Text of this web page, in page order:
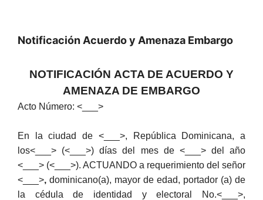
Notificación Acuerdo y Amenaza Embargo
NOTIFICACIÓN ACTA DE ACUERDO Y
AMENAZA DE EMBARGO
Acto Número: <___>
En la ciudad de <___>, República Dominicana, a
los<___> (<___>) días del mes de <___> del año
<___> (<___>). ACTUANDO a requerimiento del señor
<___>, dominicano(a), mayor de edad, portador (a) de
la cédula de identidad y electoral No.<___>,